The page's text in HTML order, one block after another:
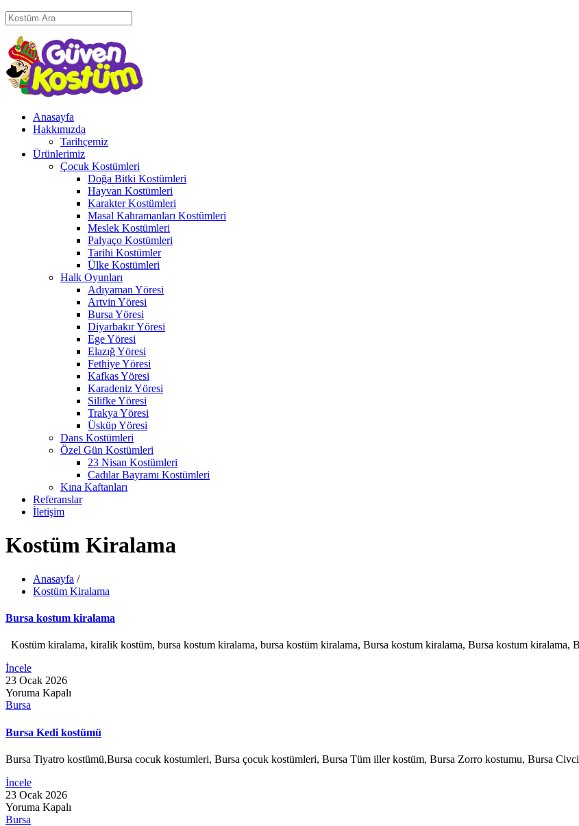
Anasayfa
Hakkımızda
Tarihçemiz
Ürünlerimiz
Çocuk Kostümleri
Doğa Bitki Kostümleri
Hayvan Kostümleri
Karakter Kostümleri
Masal Kahramanları Kostümleri
Meslek Kostümleri
Palyaço Kostümleri
Tarihi Kostümler
Ülke Kostümleri
Halk Oyunları
Adıyaman Yöresi
Artvin Yöresi
Bursa Yöresi
Diyarbakır Yöresi
Ege Yöresi
Elazığ Yöresi
Fethiye Yöresi
Kafkas Yöresi
Karadeniz Yöresi
Silifke Yöresi
Trakya Yöresi
Üsküp Yöresi
Dans Kostümleri
Özel Gün Kostümleri
23 Nisan Kostümleri
Cadılar Bayramı Kostümleri
Kına Kaftanları
Referanslar
İletişim
Kostüm Kiralama
Anasayfa /
Kostüm Kiralama
Bursa kostum kiralama
Kostüm kiralama, kiralik kostüm, bursa kostum kiralama, bursa kostüm kiralama, Bursa kostum kiralama, Bursa kostum
İncele
23 Ocak 2026
Yoruma Kapalı
Bursa
Bursa Kedi kostümü
Bursa Tiyatro kostümü,Bursa cocuk kostumleri, Bursa çocuk kostümleri, Bursa Tüm iller kostüm, Bursa Zorro kostumu, Bursa
İncele
23 Ocak 2026
Yoruma Kapalı
Bursa